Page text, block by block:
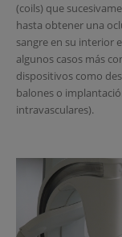
(coils) que
hasta obtener una
sangre en su interior
algunos casos más
dispositivos como
balones o
intravasculares).